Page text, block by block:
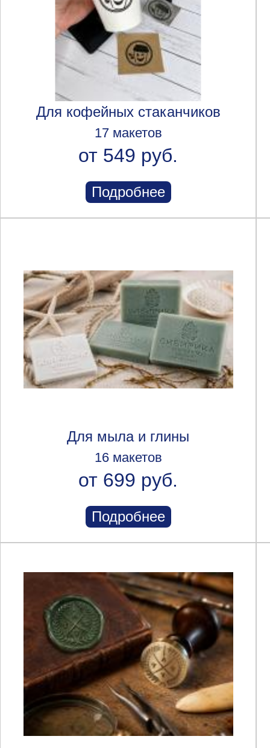
Для кофейных стаканчиков
17 макетов
от 549 руб.
Подробнее
Для мыла и глины
16 макетов
от 699 руб.
Подробнее